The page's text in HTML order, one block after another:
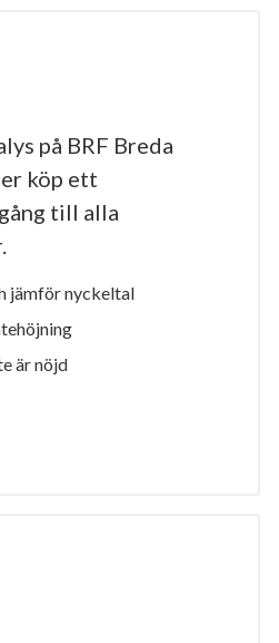
på BRF Breda
köp ett
till alla
jämför nyckeltal
är nöjd